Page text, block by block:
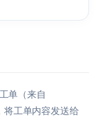
单（来自
工单内容发送给